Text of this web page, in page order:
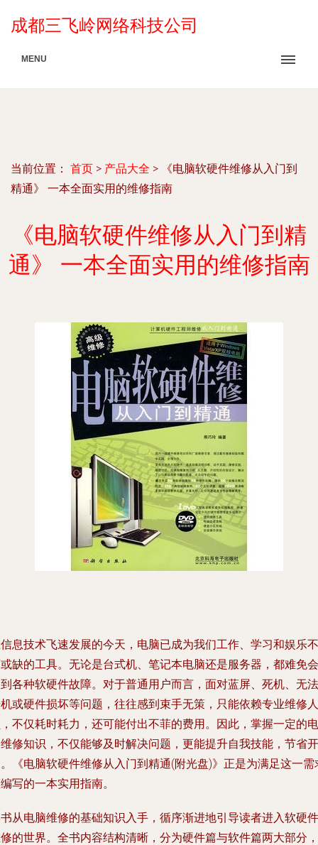
成都三飞岭网络科技公司
MENU
当前位置： 首页 > 产品大全 >
《电脑软硬件维修从入门到
精通》 一本全面实用的维修指南
《电脑软硬件维修从入门到精
通》 一本全面实用的维修指南
息技术飞速发展的今天，电脑已成为我们工作、学习和娱乐不
缺的工具。无论是台式机、笔记本电脑还是服务器，都难免会
各种软硬件故障。对于普通用户而言，面对蓝屏、死机、无法
或硬件损坏等问题，往往感到束手无策，只能依赖专业维修人
不仅耗时耗力，还可能付出不菲的费用。因此，掌握一定的电
修知识，不仅能够及时解决问题，更能提升自我技能，节省开
《电脑软硬件维修从入门到精通(附光盘)》正是为满足这一需
写的一本实用指南。
从电脑维修的基础知识入手，循序渐进地引导读者进入软硬件
的世界。全书内容结构清晰，分为硬件篇与软件篇两大部分，